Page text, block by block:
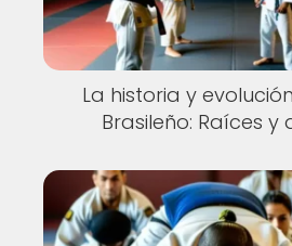
La historia y
Brasileño: Raíces y